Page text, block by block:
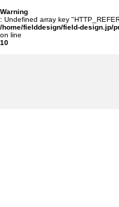
Warning
: Undefined array key
/home/fielddesign/field-design.jp/
on line
10